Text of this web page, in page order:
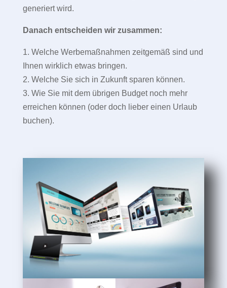
generiert wird.
Danach entscheiden wir zusammen:
1. Welche Werbemaßnahmen zeitgemäß sind und
Ihnen wirklich etwas bringen.
2. Welche Sie sich in Zukunft sparen können.
3. Wie Sie mit dem übrigen Budget noch mehr
erreichen können (oder doch lieber einen Urlaub
buchen).